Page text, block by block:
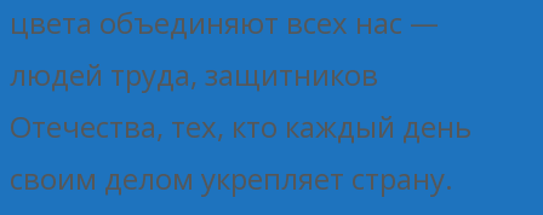
цвета объединяют всех нас —
людей труда, защитников
Отечества, тех, кто каждый день
своим делом укрепляет страну.